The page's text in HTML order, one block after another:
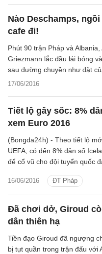
Nào Deschamps,
cafe đi!
17/06/2016
Phút 90 trận Pháp và Albania,
Griezmann lắc đầu lái bóng
sau đường chuyền như đặt
Rami, cả sân Velodrome vỡ
quyết định như một thói quen
3 điểm cho tuyển Pháp. Các
tràn ngập ba màu đỏ-trắng-
Bleus chính thức giành vé vào
nhưng đáng tiếc không có lời
nào cho Didier Deschamps hết.
Tiết lộ gây sốc: 8%
xem Euro 2016
16/06/2016 ĐT Pháp
(Bongda24h) - Theo tiết lộ
UEFA, có đến 8% dân số
để cổ vũ cho đội tuyển quốc
Đã chơi dở, Giroud
dân thiên hạ
Tiền đạo Giroud đã ngượng
bị tụt quần trong trận đấu với